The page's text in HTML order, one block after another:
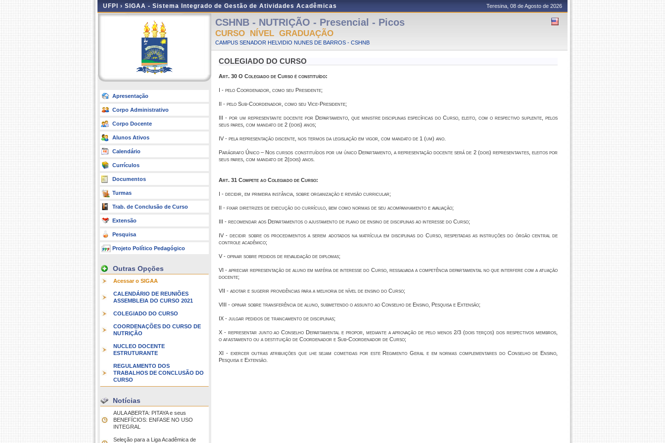
UFPI › SIGAA - Sistema Integrado de Gestão de Atividades Acadêmicas Teresina, 08 de Agosto de 2026
Apresentação
Corpo Administrativo
Corpo Docente
Alunos Ativos
Calendário
Currículos
Documentos
Turmas
Trab. de Conclusão de Curso
Extensão
Pesquisa
Projeto Político Pedagógico
Outras Opções
Acessar o SIGAA
CALENDÁRIO DE REUNIÕES
ASSEMBLEIA DO CURSO 2021
COLEGIADO DO CURSO
COORDENAÇÕES DO CURSO DE
NUTRIÇÃO
NUCLEO DOCENTE
ESTRUTURANTE
REGULAMENTO DOS
TRABALHOS DE CONCLUSÃO DO
CURSO
Notícias
AULA ABERTA: PITAYA e seus
BENEFÍCIOS: ENFASE NO USO
INTEGRAL
Seleção para a Liga Acadêmica de
CSHNB - NUTRIÇÃO - Presencial - Picos
CURSO NÍVEL GRADUAÇÃO
CAMPUS SENADOR HELVIDIO NUNES DE BARROS - CSHNB
COLEGIADO DO CURSO
Art. 30 O Colegiado de Curso é constituído:
I - pelo Coordenador, como seu Presidente;
II - pelo Sub-Coordenador, como seu Vice-Presidente;
III - por um representante docente por Departamento, que ministre disciplinas específicas do Curso, eleito, com o respectivo suplente, pelos
seus pares, com mandato de 2 (dois) anos;
IV - pela representação discente, nos termos da legislação em vigor, com mandato de 1 (um) ano.
Parágrafo Único – Nos cursos constituídos por um único Departamento, a representação docente será de 2 (dois) representantes, eleitos por
seus pares, com mandato de 2(dois) anos.
Art. 31 Compete ao Colegiado de Curso:
I - decidir, em primeira instância, sobre organização e revisão curricular;
II - fixar diretrizes de execução do currículo, bem como normas de seu acompanhamento e avaliação;
III - recomendar aos Departamentos o ajustamento de plano de ensino de disciplinas ao interesse do Curso;
IV - decidir sobre os procedimentos a serem adotados na matrícula em disciplinas do Curso, respeitadas as instruções do órgão central de
controle acadêmico;
V - opinar sobre pedidos de revalidação de diplomas;
VI - apreciar representação de aluno em matéria de interesse do Curso, ressalvada a competência departamental no que interfere com a atuação
docente;
VII - adotar e sugerir providências para a melhoria de nível de ensino do Curso;
VIII - opinar sobre transferência de aluno, submetendo o assunto ao Conselho de Ensino, Pesquisa e Extensão;
IX - julgar pedidos de trancamento de disciplinas;
X - representar junto ao Conselho Departamental e propor, mediante a aprovação de pelo menos 2/3 (dois terços) dos respectivos membros,
o afastamento ou a destituição de Coordenador e Sub-Coordenador de Curso;
XI - exercer outras atribuições que lhe sejam cometidas por este Regimento Geral e em normas complementares do Conselho de Ensino,
Pesquisa e Extensão.